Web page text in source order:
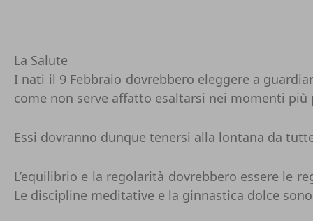
La Salute
I nati il 9 Febbraio dovrebbero eleggere a
come non serve affatto esaltarsi nei momenti più
Essi dovranno dunque tenersi alla lontana da
L’equilibrio e la regolarità dovrebbero essere le
Le discipline meditative e la ginnastica dolce